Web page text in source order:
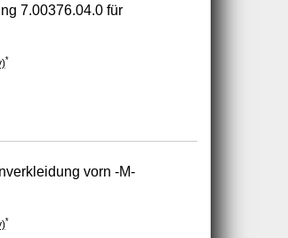
7.00376.04.0 für
*
vorn -M-
*